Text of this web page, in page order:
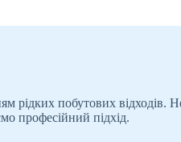
рідких побутових відходів.
професійний підхід.